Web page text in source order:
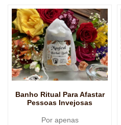
Banho Ritual Para Afastar
Pessoas Invejosas
Por apenas